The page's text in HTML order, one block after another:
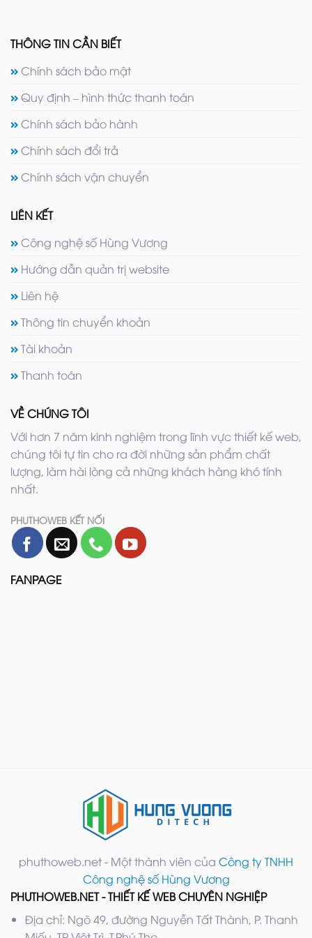
THÔNG TIN CẦN BIẾT
Chính sách bảo mật
Quy định – hình thức thanh toán
Chính sách bảo hành
Chính sách đổi trả
Chính sách vận chuyển
LIÊN KẾT
Công nghệ số Hùng Vương
Hướng dẫn quản trị website
Liên hệ
Thông tin chuyển khoản
Tài khoản
Thanh toán
VỀ CHÚNG TÔI
Với hơn 7 năm kinh nghiệm trong lĩnh vực thiết kế web,
chúng tôi tự tin cho ra đời những sản phẩm chất
lượng, làm hài lòng cả những khách hàng khó tính
nhất.
PHUTHOWEB KẾT NỐI
FANPAGE
phuthoweb.net - Một thành viên của Công ty TNHH
Công nghệ số Hùng Vương
PHUTHOWEB.NET - THIẾT KẾ WEB CHUYÊN NGHIỆP
Địa chỉ: Ngõ 49, đường Nguyễn Tất Thành, P. Thanh